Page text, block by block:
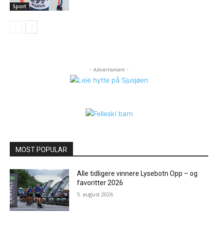
Sport
- Advertisment -
MOST POPULAR
Alle tidligere vinnere Lysebotn Opp – og
favoritter 2026
5. august 2026